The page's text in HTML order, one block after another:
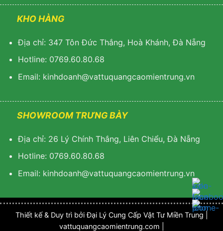
KHO HÀNG
Địa chỉ: 347 Tôn Đức Thắng, Hoà Khánh, Đà Nẵng
Hotline: 0769.60.80.68
Email: kinhdoanh@vattuquangcaomientrung.vn
SHOWROOM TRƯNG BÀY
Địa chỉ: 26 Lý Chính Thắng, Liên Chiểu, Đà Nẵng
Hotline: 0769.60.80.68
Email: kinhdoanh@vattuquangcaomientrung.vn
Thiết kế & Duy trì bởi Đại Lý Cung Cấp Vật Tư Miền Trung |
vattuquangcaomientrung.com |